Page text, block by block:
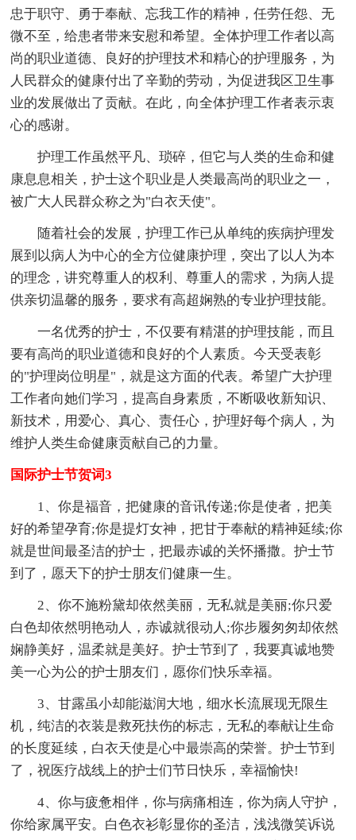
忠于职守、勇于奉献、忘我工作的精神，任劳任怨、无
微不至，给患者带来安慰和希望。全体护理工作者以高
尚的职业道德、良好的护理技术和精心的护理服务，为
人民群众的健康付出了辛勤的劳动，为促进我区卫生事
业的发展做出了贡献。在此，向全体护理工作者表示衷
心的感谢。
护理工作虽然平凡、琐碎，但它与人类的生命和健
康息息相关，护士这个职业是人类最高尚的职业之一，
被广大人民群众称之为"白衣天使"。
随着社会的发展，护理工作已从单纯的疾病护理发
展到以病人为中心的全方位健康护理，突出了以人为本
的理念，讲究尊重人的权利、尊重人的需求，为病人提
供亲切温馨的服务，要求有高超娴熟的专业护理技能。
一名优秀的护士，不仅要有精湛的护理技能，而且
要有高尚的职业道德和良好的个人素质。今天受表彰
的"护理岗位明星"，就是这方面的代表。希望广大护理
工作者向她们学习，提高自身素质，不断吸收新知识、
新技术，用爱心、真心、责任心，护理好每个病人，为
维护人类生命健康贡献自己的力量。
国际护士节贺词3
1、你是福音，把健康的音讯传递;你是使者，把美
好的希望孕育;你是提灯女神，把甘于奉献的精神延续;你
就是世间最圣洁的护士，把最赤诚的关怀播撒。护士节
到了，愿天下的护士朋友们健康一生。
2、你不施粉黛却依然美丽，无私就是美丽;你只爱
白色却依然明艳动人，赤诚就很动人;你步履匆匆却依然
娴静美好，温柔就是美好。护士节到了，我要真诚地赞
美一心为公的护士朋友们，愿你们快乐幸福。
3、甘露虽小却能滋润大地，细水长流展现无限生
机，纯洁的衣装是救死扶伤的标志，无私的奉献让生命
的长度延续，白衣天使是心中最崇高的荣誉。护士节到
了，祝医疗战线上的护士们节日快乐，幸福愉快!
4、你与疲惫相伴，你与病痛相连，你为病人守护，
你给家属平安。白色衣衫彰显你的圣洁，浅浅微笑诉说